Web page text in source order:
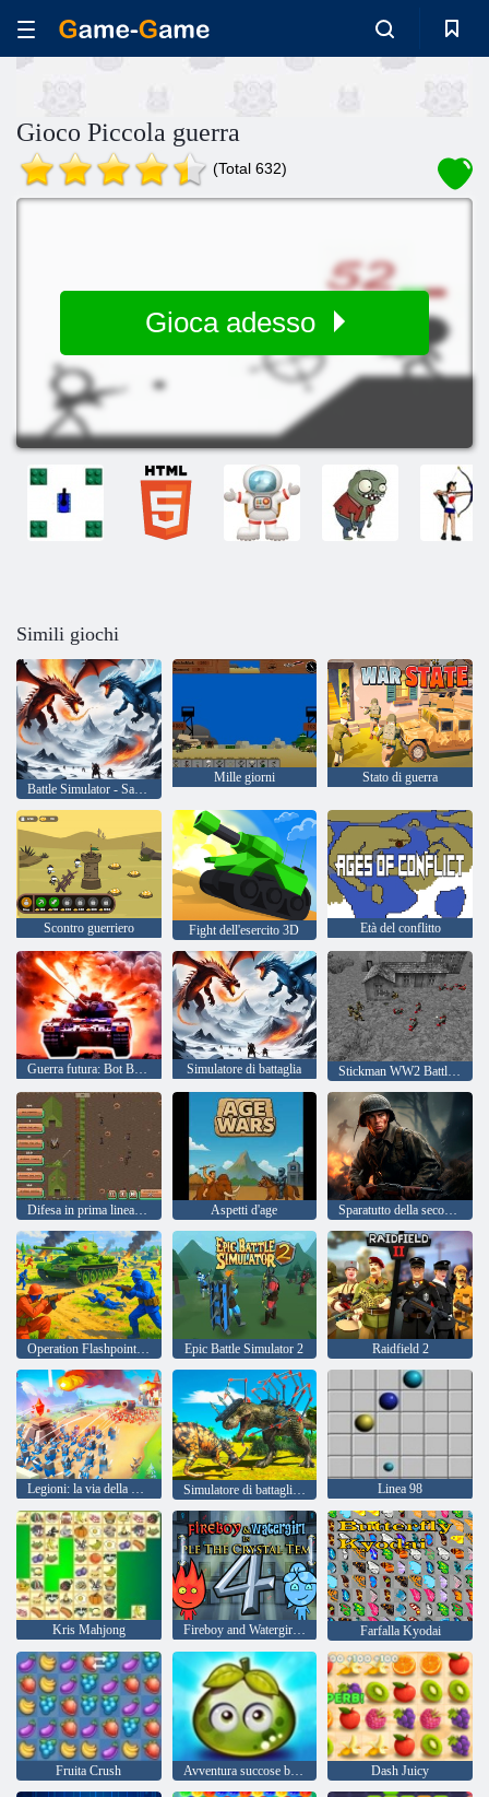
Gioco Piccola guerra
(Total 632)
Gioca adesso
Simili giochi
Battle Simulator - Sandbox
Mille giorni Stato di guerra
Scontro guerriero Fight dell'esercito 3D Età del conflitto
Guerra futura: Bot Battle in Space 3D Simulatore di battaglia
Difesa in prima linea della Seconda Guerra Mondiale Aspetti d'age Sparatutto della seconda guerra mondiale
Operation Flashpoint: Red - Blue War Epic Battle Simulator 2 Raidfield 2
Legioni: la via della guerra Simulatore di battaglia totalmente accurato 2 Linea 98
Kris Mahjong Fireboy and Watergirl 4: Tempio di Cristallo Farfalla Kyodai
Fruita Crush Avventura succose bacche Dash Juicy